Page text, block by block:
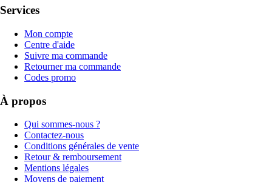
Services
Mon compte
Centre d'aide
Suivre ma commande
Retourner ma commande
Codes promo
À propos
Qui sommes-nous ?
Contactez-nous
Conditions générales de vente
Retour & remboursement
Mentions légales
Moyens de paiement